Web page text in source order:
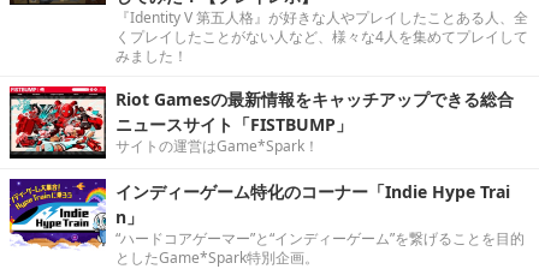
『Identity V 第五人格』が好きな人やプレイしたことある人、全
くプレイしたことがない人など、様々な4人を集めてプレイして
みました！
Riot Gamesの最新情報をキャッチアップできる総合
ニュースサイト「FISTBUMP」
サイトの運営はGame*Spark！
インディーゲーム特化のコーナー「Indie Hype Trai
n」
“ハードコアゲーマー”と“インディーゲーム”を繋げることを目的
としたGame*Spark特別企画。